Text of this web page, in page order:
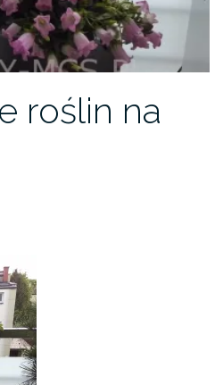
roślin na